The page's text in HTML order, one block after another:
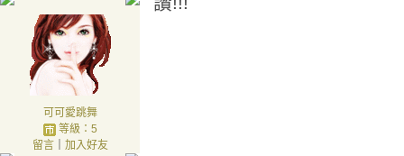
可可愛跳舞
等級：5
留言｜ 加入好友